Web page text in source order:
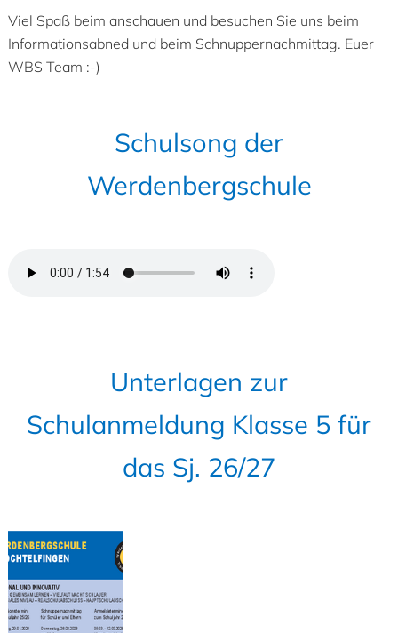
Viel Spaß beim anschauen und besuchen Sie uns beim
Informationsabned und beim Schnuppernachmittag. Euer
WBS Team :-)
Schulsong der
Werdenbergschule
Unterlagen zur
Schulanmeldung Klasse 5 für
das Sj. 26/27